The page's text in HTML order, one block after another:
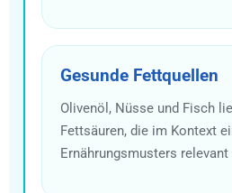
Gesunde Fettquellen
Olivenöl, Nüsse und Fisch
Fettsäuren, die im Kontext
Ernährungsmusters relevant